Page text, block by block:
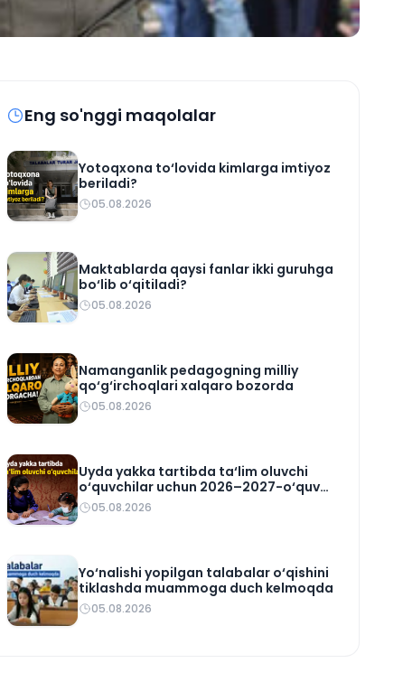
Eng so'nggi maqolalar
Yotoqxona to‘lovida kimlarga imtiyoz
beriladi?
05.08.2026
Maktablarda qaysi fanlar ikki guruhga
bo‘lib o‘qitiladi?
05.08.2026
Namanganlik pedagogning milliy
qo‘g‘irchoqlari xalqaro bozorda
05.08.2026
Uyda yakka tartibda ta‘lim oluvchi
o‘quvchilar uchun 2026–2027-o‘quv
rejasi tasdiqlandi
05.08.2026
Yo‘nalishi yopilgan talabalar o‘qishini
tiklashda muammoga duch kelmoqda
05.08.2026